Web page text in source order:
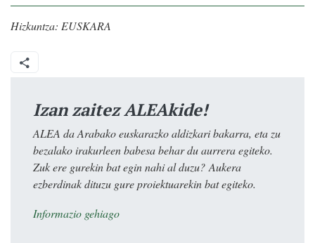
Hizkuntza: EUSKARA
Izan zaitez ALEAkide!
ALEA da Arabako euskarazko aldizkari bakarra, eta zu
bezalako irakurleen babesa behar du aurrera egiteko.
Zuk ere gurekin bat egin nahi al duzu? Aukera
ezberdinak dituzu gure proiektuarekin bat egiteko.
Informazio gehiago